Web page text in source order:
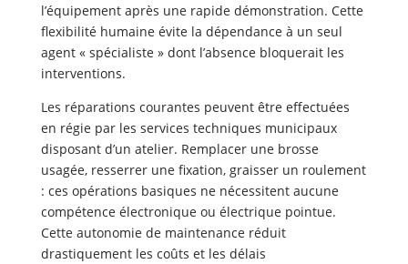
l’équipement après une rapide démonstration. Cette
flexibilité humaine évite la dépendance à un seul
agent « spécialiste » dont l’absence bloquerait les
interventions.
Les réparations courantes peuvent être effectuées
en régie par les services techniques municipaux
disposant d’un atelier. Remplacer une brosse
usagée, resserrer une fixation, graisser un roulement
: ces opérations basiques ne nécessitent aucune
compétence électronique ou électrique pointue.
Cette autonomie de maintenance réduit
drastiquement les coûts et les délais